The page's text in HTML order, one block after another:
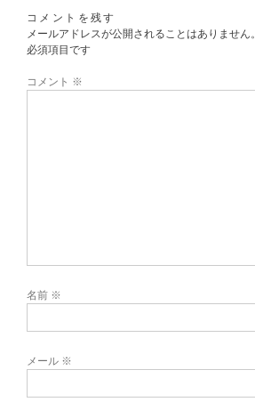
コメントを残す
メールアドレスが公開されることはありません。
必須項目です
コメント ※
名前 ※
メール ※